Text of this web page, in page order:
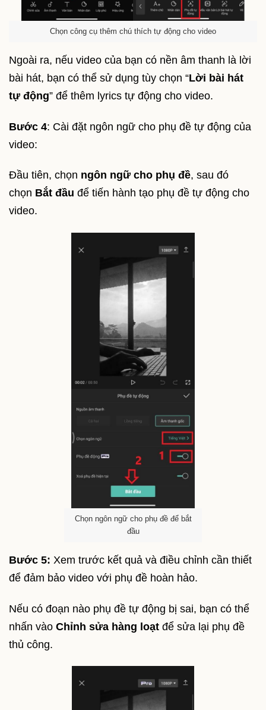
Chọn công cụ thêm chú thích tự động cho video
Ngoài ra, nếu video của bạn có nền âm thanh là lời
bài hát, bạn có thể sử dụng tùy chọn “Lời bài hát
tự động” để thêm lyrics tự động cho video.
Bước 4: Cài đặt ngôn ngữ cho phụ đề tự động của
video:
Đầu tiên, chọn ngôn ngữ cho phụ đề, sau đó
chọn Bắt đầu để tiến hành tạo phụ đề tự động cho
video.
Chọn ngôn ngữ cho phụ đề để bắt
đầu
Bước 5: Xem trước kết quả và điều chỉnh cần thiết
để đảm bảo video với phụ đề hoàn hảo.
Nếu có đoạn nào phụ đề tự động bị sai, bạn có thể
nhấn vào Chỉnh sửa hàng loạt để sửa lại phụ đề
thủ công.